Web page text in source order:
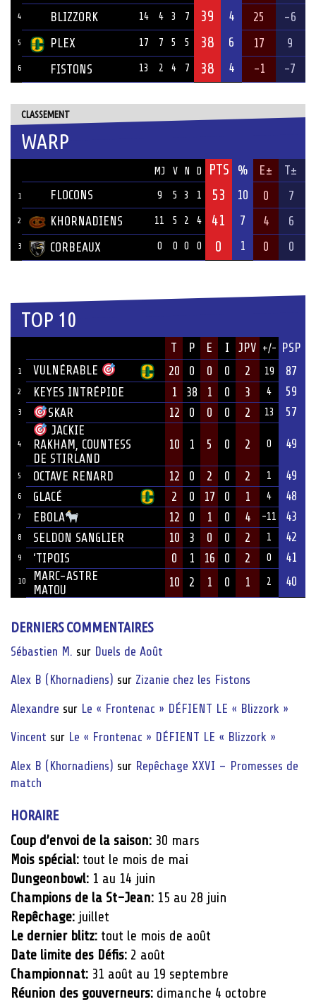
4 BLIZZORK 14 4 3 7 39 4 25 -6
5 PLEX 17 7 5 5 38 6 17 9
6 FISTONS 13 2 4 7 38 4 -1 -7
CLASSEMENT
WARP
MJ V N D PTS % E± T±
1 FLOCONS 9 5 3 1 53 10 0 7
2 KHORNADIENS 11 5 2 4 41 7 4 6
3 CORBEAUX 0 0 0 0 0 1 0 0
TOP 10
T P E I JPV +/- PSP
1 VULNÉRABLE 20 0 0 0 2 19 87
2 KEYES INTRÉPIDE 1 38 1 0 3 4 59
3 SKAR 12 0 0 0 2 13 57
4
JACKIE
RAKHAM, COUNTESS
DE STIRLAND
10 1 5 0 2 0 49
5 OCTAVE RENARD 12 0 2 0 2 1 49
6 GLACÉ 2 0 17 0 1 4 48
7 EBOLA 12 0 1 0 4 -11 43
8 SELDON SANGLIER 10 3 0 0 2 1 42
9 ‘TIPOIS 0 1 16 0 2 0 41
10
MARC-ASTRE
MATOU
10 2 1 0 1 2 40
DERNIERS COMMENTAIRES
Sébastien M. sur Duels de Août
Alex B (Khornadiens) sur Zizanie chez les Fistons
Alexandre sur Le « Frontenac » DÉFIENT LE « Blizzork »
Vincent sur Le « Frontenac » DÉFIENT LE « Blizzork »
Alex B (Khornadiens) sur Repêchage XXVI – Promesses de
match
HORAIRE
Coup d’envoi de la saison: 30 mars
Mois spécial: tout le mois de mai
Dungeonbowl: 1 au 14 juin
Champions de la St-Jean: 15 au 28 juin
Repêchage: juillet
Le dernier blitz: tout le mois de août
Date limite des Défis: 2 août
Championnat: 31 août au 19 septembre
Réunion des gouverneurs: dimanche 4 octobre